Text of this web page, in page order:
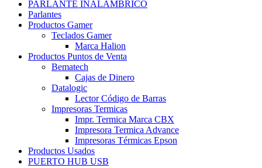
PARLANTE INALAMBRICO
Parlantes
Productos Gamer
Teclados Gamer
Marca Halion
Productos Puntos de Venta
Bematech
Cajas de Dinero
Datalogic
Lector Código de Barras
Impresoras Termicas
Impr. Termica Marca CBX
Impresora Termica Advance
Impresoras Térmicas Epson
Productos Usados
PUERTO HUB USB